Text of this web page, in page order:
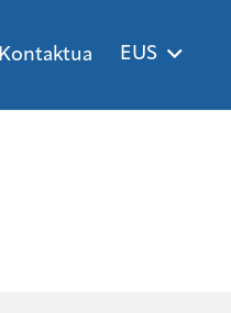
Kontaktua EUS